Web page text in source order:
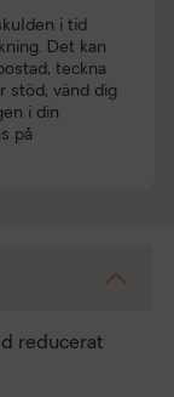
i tid
Det kan
teckna
stöd, vänd dig
i din
på
reducerat